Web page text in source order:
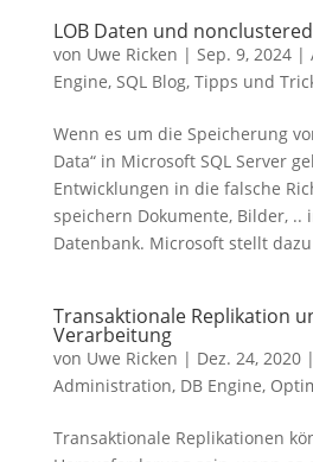
LOB Daten und
von Uwe Ricken | Sep. 9, 2024|
Engine, SQL Blog, Tipps und
Wenn es um die Speicherung
Data“ in Microsoft SQL Server
Entwicklungen in die falsche
speichern Dokumente, Bilder, ..
Datenbank. Microsoft stellt
Transaktionale Replikation
Verarbeitung
von Uwe Ricken | Dez. 24, 2020|
Administration, DB Engine,
Transaktionale Replikationen